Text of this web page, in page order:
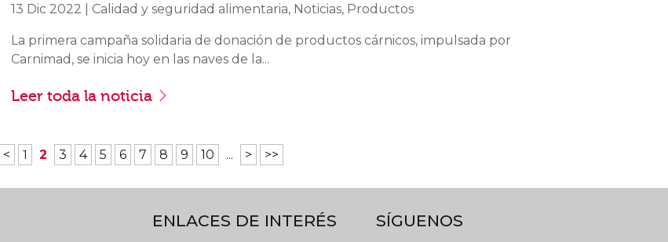
13 Dic 2022 | Calidad y seguridad alimentaria, Noticias, Productos
La primera campaña solidaria de donación de productos cárnicos, impulsada por
Carnimad, se inicia hoy en las naves de la...
Leer toda la noticia
< 1 2 3 4 5 6 7 8 9 10 ... > >>
ENLACES DE INTERÉS SÍGUENOS